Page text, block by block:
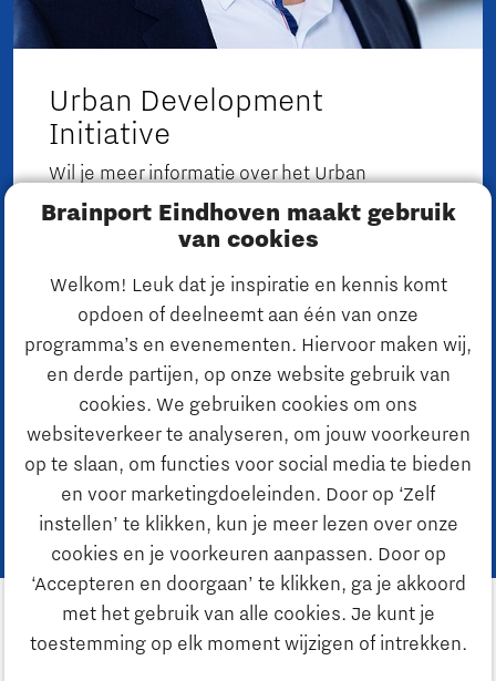
Brainport Eindhoven maakt gebruik
van cookies
Welkom! Leuk dat je inspiratie en kennis komt
opdoen of deelneemt aan één van onze
programma’s en evenementen. Hiervoor maken wij,
en derde partijen, op onze website gebruik van
cookies. We gebruiken cookies om ons
websiteverkeer te analyseren, om jouw voorkeuren
op te slaan, om functies voor social media te bieden
en voor marketingdoeleinden. Door op ‘Zelf
instellen’ te klikken, kun je meer lezen over onze
cookies en je voorkeuren aanpassen. Door op
‘Accepteren en doorgaan’ te klikken, ga je akkoord
met het gebruik van alle cookies. Je kunt je
toestemming op elk moment wijzigen of intrekken.
Urban Development
Initiative
Wil je meer informatie over het Urban
Development Initiative, de programma's of
fieldlabs? Neem dan contact op met Didier
Didier Barrois
Programmamanager & Adviseur Strategie
Bel ons:
Mail ons:
d.barrois@brainportdevelopment.nl